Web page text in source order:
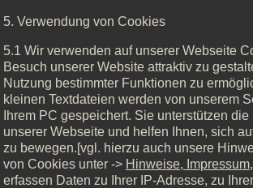
5. Verwendung von Cookies
5.1 Wir verwenden auf unserer Webseite
Besuch unserer Website attraktiv zu
Nutzung bestimmter Funktionen zu
kleinen Textdateien werden von unserem
Ihrem PC gespeichert. Sie unterstützen
unserer Webseite und helfen Ihnen, sich
zu bewegen.[vgl. hierzu auch unsere
von Cookies unter -> Hinweise,
erfassen Daten zu Ihrer IP-Adresse, zu